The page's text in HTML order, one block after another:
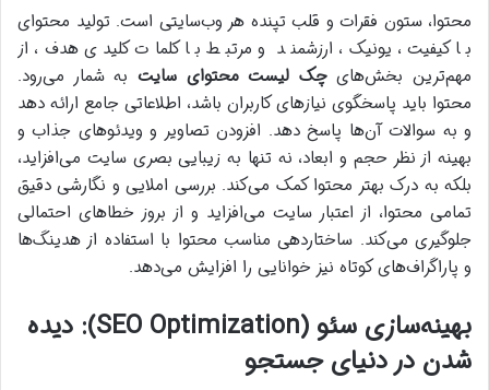
محتوا، ستون فقرات و قلب تپنده هر وب‌سایتی است. تولید محتوای
با کیفیت، یونیک، ارزشمند و مرتبط با کلمات کلیدی هدف، از
مهم‌ترین بخش‌هایچک لیست محتوای سایت به شمار می‌رود.
محتوا باید پاسخگوی نیازهای کاربران باشد، اطلاعاتی جامع ارائه دهد
و به سوالات آن‌ها پاسخ دهد. افزودن تصاویر و ویدئوهای جذاب و
بهینه از نظر حجم و ابعاد، نه تنها به زیبایی بصری سایت می‌افزاید،
بلکه به درک بهتر محتوا کمک می‌کند. بررسی املایی و نگارشی دقیق
تمامی محتوا، از اعتبار سایت می‌افزاید و از بروز خطاهای احتمالی
جلوگیری می‌کند. ساختاردهی مناسب محتوا با استفاده از هدینگ‌ها
و پاراگراف‌های کوتاه نیز خوانایی را افزایش می‌دهد.
بهینه‌سازی سئو (SEO Optimization): دیده
شدن در دنیای جستجو